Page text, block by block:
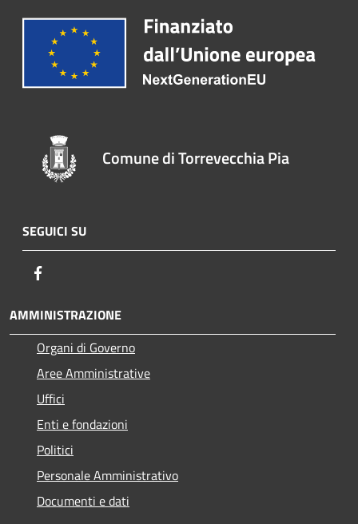
Comune di Torrevecchia Pia
SEGUICI SU
AMMINISTRAZIONE
Organi di Governo
Aree Amministrative
Uffici
Enti e fondazioni
Politici
Personale Amministrativo
Documenti e dati